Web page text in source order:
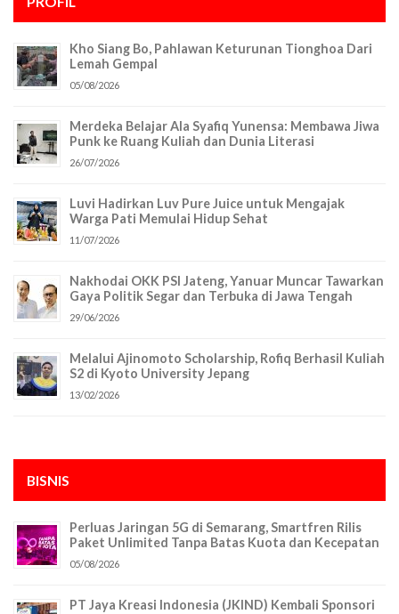
Kho Siang Bo, Pahlawan Keturunan Tionghoa Dari
Lemah Gempal
05/08/2026
Merdeka Belajar Ala Syafiq Yunensa: Membawa Jiwa
Punk ke Ruang Kuliah dan Dunia Literasi
26/07/2026
Luvi Hadirkan Luv Pure Juice untuk Mengajak
Warga Pati Memulai Hidup Sehat
11/07/2026
Nakhodai OKK PSI Jateng, Yanuar Muncar Tawarkan
Gaya Politik Segar dan Terbuka di Jawa Tengah
29/06/2026
Melalui Ajinomoto Scholarship, Rofiq Berhasil Kuliah
S2 di Kyoto University Jepang
13/02/2026
BISNIS
Perluas Jaringan 5G di Semarang, Smartfren Rilis
Paket Unlimited Tanpa Batas Kuota dan Kecepatan
05/08/2026
PT Jaya Kreasi Indonesia (JKIND) Kembali Sponsori